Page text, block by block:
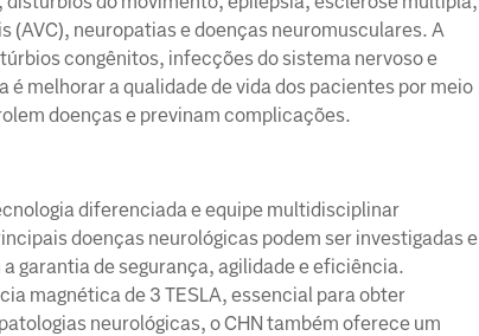
neuropatias e doenças neuromusculares. A
congênitos, infecções do sistema nervoso e
melhorar a qualidade de vida dos pacientes por meio
doenças e previnam complicações.
diferenciada e equipe multidisciplinar
doenças neurológicas podem ser investigadas e
garantia de segurança, agilidade e eficiência.
magnética de 3 TESLA, essencial para obter
neurológicas, o CHN também oferece um